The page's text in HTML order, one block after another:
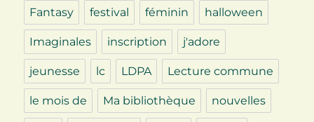
Fantasy festival féminin halloween
Imaginales inscription j'adore
jeunesse lc LDPA Lecture commune
le mois de Ma bibliothèque nouvelles